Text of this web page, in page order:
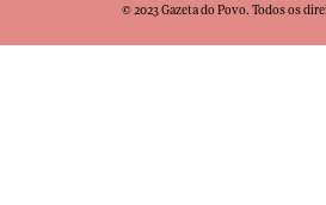
© 2023 Gazeta do Povo. Todos os